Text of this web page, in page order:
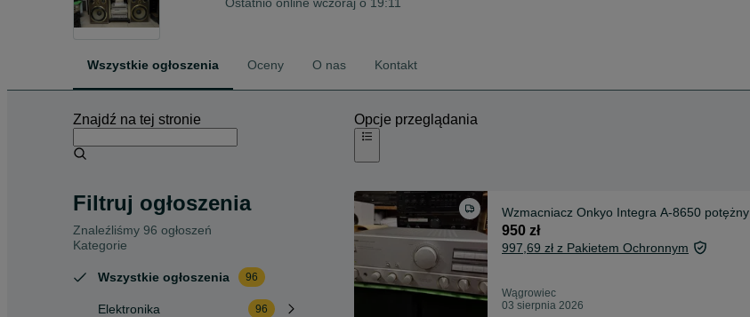
Wszystkie ogłoszenia Oceny O nas Kontakt
Znajdź na tej stronie
Filtruj ogłoszenia
Znaleźliśmy 96 ogłoszeń
Kategorie
Wszystkie ogłoszenia 96
Elektronika 96
Opcje przeglądania
Wzmacniacz Onkyo Integra A-8650 potężny
950 zł
997,69 zł z Pakietem Ochronnym
Wągrowiec
03 sierpnia 2026